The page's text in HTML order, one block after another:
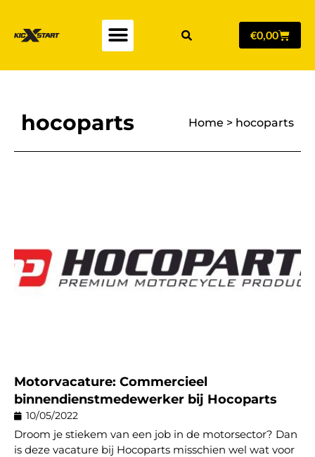
€0,00
Home > hocoparts
hocoparts
Motorvacature: Commercieel
binnendienstmedewerker bij Hocoparts
10/05/2022
Droom je stiekem van een job in de motorsector? Dan
is deze vacature bij Hocoparts misschien wel wat voor